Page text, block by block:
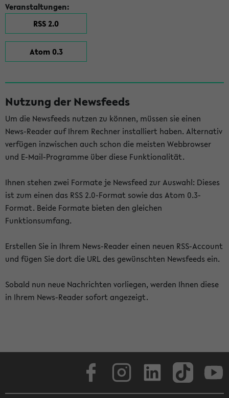
Veranstaltungen:
RSS 2.0
Atom 0.3
Nutzung der Newsfeeds
Um die Newsfeeds nutzen zu können, müssen sie einen
News-Reader auf Ihrem Rechner installiert haben. Alternativ
verfügen inzwischen auch schon die meisten Webbrowser
und E-Mail-Programme über diese Funktionalität.
Ihnen stehen zwei Formate je Newsfeed zur Auswahl: Dieses
ist zum einen das RSS 2.0-Format sowie das Atom 0.3-
Format. Beide Formate bieten den gleichen
Funktionsumfang.
Erstellen Sie in Ihrem News-Reader einen neuen RSS-Account
und fügen Sie dort die URL des gewünschten Newsfeeds ein.
Sobald nun neue Nachrichten vorliegen, werden Ihnen diese
in Ihrem News-Reader sofort angezeigt.